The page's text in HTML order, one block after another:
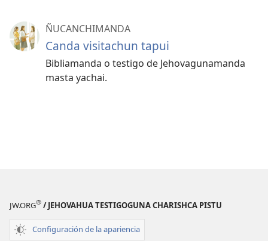
ÑUCANCHIMANDA
Canda visitachun tapui
Bibliamanda o testigo de Jehovagunamanda
masta yachai.
JW.ORG® / JEHOVAHUA TESTIGOGUNA CHARISHCA PISTU
Configuración de la apariencia